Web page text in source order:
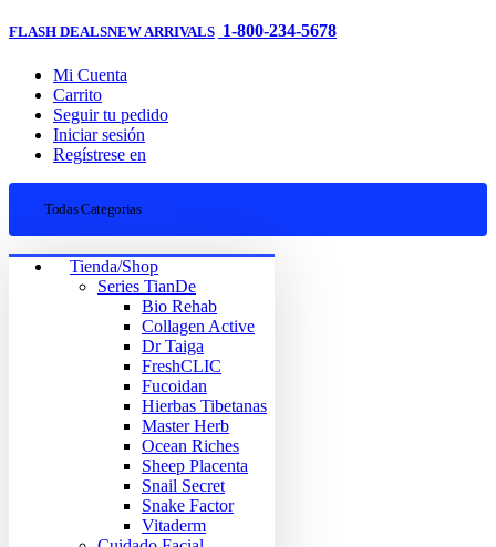
FLASH DEALSNEW ARRIVALS 1-800-234-5678
Mi Cuenta
Carrito
Seguir tu pedido
Iniciar sesión
Regístrese en
Todas Categorias
Tienda/Shop
Series TianDe
Bio Rehab
Collagen Active
Dr Taiga
FreshCLIC
Fucoidan
Hierbas Tibetanas
Master Herb
Ocean Riches
Sheep Placenta
Snail Secret
Snake Factor
Vitaderm